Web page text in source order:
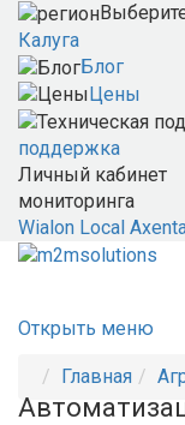
Калуга
Блог
Цены
поддержка
Личный кабинет
мониторинга
Wialon Local
Открыть меню
Главная